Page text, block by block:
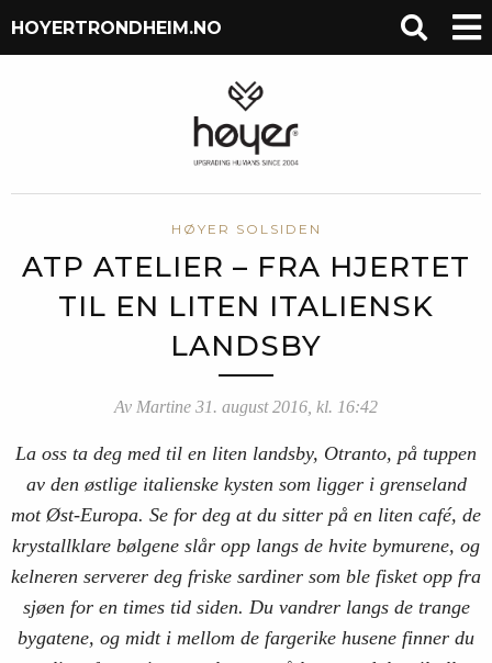
HOYERTRONDHEIM.NO
HØYER SOLSIDEN
ATP ATELIER – FRA HJERTET
TIL EN LITEN ITALIENSK
LANDSBY
Av Martine 31. august 2016, kl. 16:42
La oss ta deg med til en liten landsby, Otranto, på tuppen
av den østlige italienske kysten som ligger i grenseland
mot Øst-Europa. Se for deg at du sitter på en liten café, de
krystallklare bølgene slår opp langs de hvite bymurene, og
kelneren serverer deg friske sardiner som ble fisket opp fra
sjøen for en times tid siden. Du vandrer langs de trange
bygatene, og midt i mellom de fargerike husene finner du